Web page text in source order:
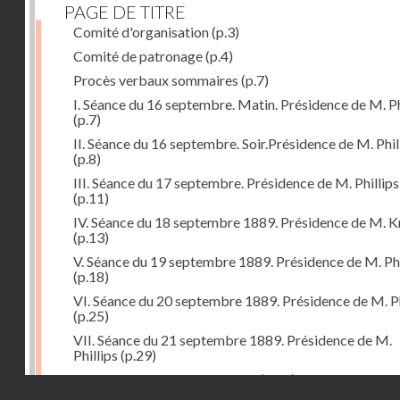
PAGE DE TITRE
Comité d'organisation(p.3)
Comité de patronage(p.4)
Procès verbaux sommaires (p.7)
I. Séance du 16 septembre. Matin. Présidence de M.
(p.7)
II. Séance du 16 septembre. Soir.Présidence de M.
(p.8)
III. Séance du 17 septembre. Présidence de M. Phillips
(p.11)
IV. Séance du 18 septembre 1889. Présidence de M.
(p.13)
V. Séance du 19 septembre 1889. Présidence de M.
(p.18)
VI. Séance du 20 septembre 1889. Présidence de M.
(p.25)
VII. Séance du 21 septembre 1889. Présidence de M.
Phillips (p.29)
Voeux formulés par le congrès(p.35)